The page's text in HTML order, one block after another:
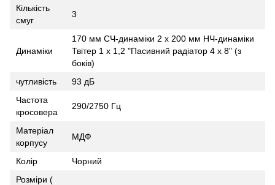
Кількість
смуг
3
Динаміки
170 мм СЧ-динаміки 2 x 200 мм НЧ-динаміки
Твітер 1 x 1,2 "Пасивний радіатор 4 x 8" (з
боків)
чутливість
93 дБ
Частота
кросовера
290/2750 Гц
Матеріал
корпусу
МДФ
Колір
Чорний
Розміри (